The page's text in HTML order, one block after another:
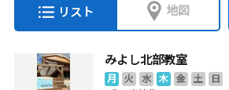
リスト 地図
みよし北部教室
月 火 水 木 金 土
日